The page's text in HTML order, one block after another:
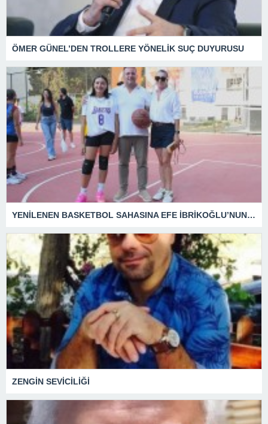
ÖMER GÜNEL’DEN TROLLERE YÖNELİK SUÇ DUYURUSU
YENİLENEN BASKETBOL SAHASINA EFE İBRİKOĞLU’NUN ADI VERİLDİ
ZENGİN SEVİCİLİĞİ